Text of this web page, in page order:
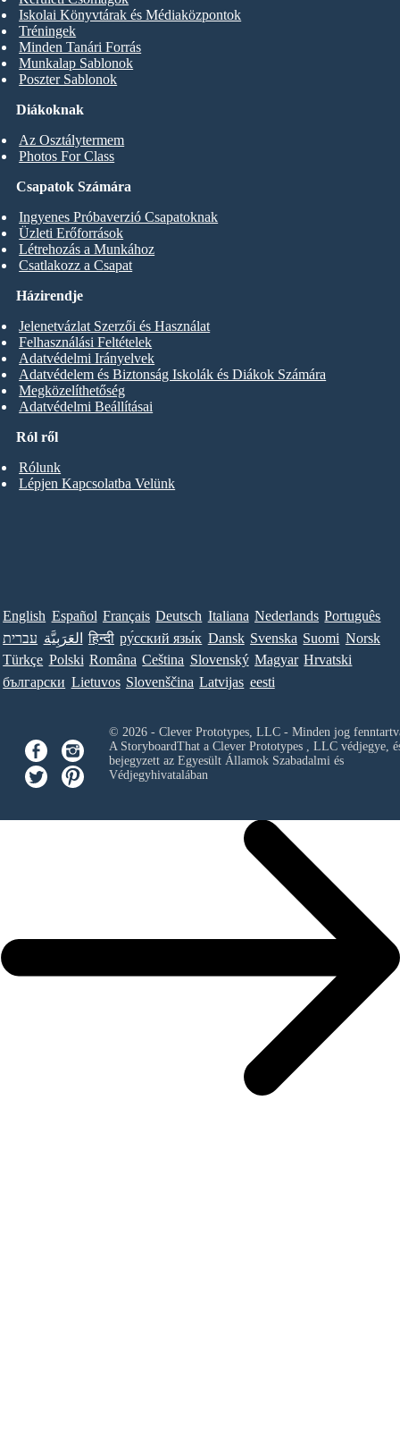
Diákoknak
Az Osztálytermem
Photos For Class
Iskolai Könyvtárak és Médiaközpontok
Tréningek
Minden Tanári Forrás
Munkalap Sablonok
Poszter Sablonok
Csapatok Számára
Ingyenes Próbaverzió Csapatoknak
Üzleti Erőforrások
Létrehozás a Munkához
Csatlakozz a Csapat
Ról ről
Rólunk
Lépjen Kapcsolatba Velünk
Házirendje
Jelenetvázlat Szerzői és Használat
Felhasználási Feltételek
Adatvédelmi Irányelvek
Adatvédelem és Biztonság Iskolák és Diákok Számára
Megközelíthetőség
Adatvédelmi Beállításai
English Español Français Deutsch Italiana Nederlands Português
עברית العَرَبِيَّة हिन्दी ру́сский язы́к Dansk Svenska Suomi Norsk
Türkçe Polski Româna Ceština Slovenský Magyar Hrvatski
български Lietuvos Slovenščina Latvijas eesti
© 2026 - Clever Prototypes, LLC - Minden jog
A StoryboardThat a Clever Prototypes , LLCvédjegye,
bejegyzett az Egyesült Államok Szabadalmi és
Védjegyhivatalában